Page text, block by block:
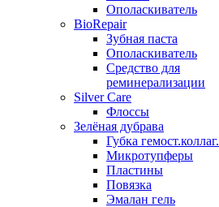
Ополаскиватель
BioRepair
Зубная паста
Ополаскиватель
Средство для
реминерализации
Silver Care
Флоссы
Зелёная дубрава
Губка гемост.коллаг.
Микротупферы
Пластины
Повязка
Эмалан гель